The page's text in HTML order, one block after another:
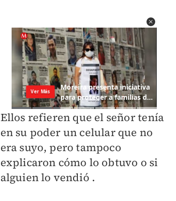
Ellos refieren que el señor tenía
en su poder un celular que no
era suyo, pero tampoco
explicaron cómo lo obtuvo o si
alguien lo vendió .